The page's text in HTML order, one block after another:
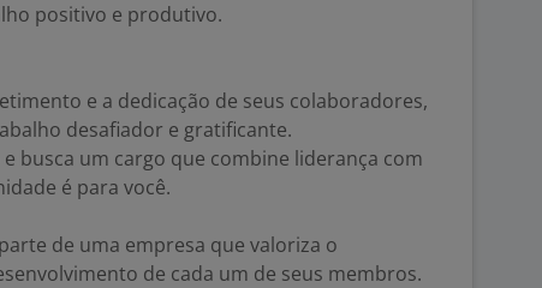
positivo e produtivo.
e a dedicação de seus colaboradores,
desafiador e gratificante.
busca um cargo que combine liderança com
é para você.
de uma empresa que valoriza o
de cada um de seus membros.